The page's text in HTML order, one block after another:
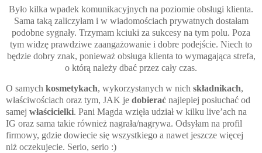
Było kilka wpadek komunikacyjnych na poziomie obsługi klienta.
Sama taką zaliczyłam i w wiadomościach prywatnych dostałam
podobne sygnały. Trzymam kciuki za sukcesy na tym polu. Poza
tym widzę prawdziwe zaangażowanie i dobre podejście. Niech to
będzie dobry znak, ponieważ obsługa klienta to wymagająca strefa,
o którą należy dbać przez cały czas.
O samych kosmetykach, wykorzystanych w nich składnikach,
właściwościach oraz tym, JAK je dobierać najlepiej posłuchać od
samej właścicielki. Pani Magda wzięła udział w kilku live’ach na
IG oraz sama takie również nagrała/nagrywa. Odsyłam na profil
firmowy, gdzie dowiecie się wszystkiego a nawet jeszcze więcej
niż oczekujecie. Serio, serio :)